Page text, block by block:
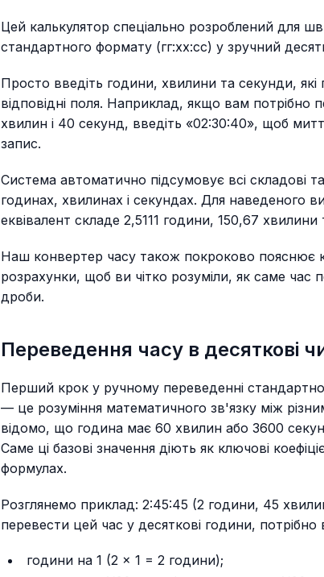
Цей калькулятор спеціально розроблений для
стандартного формату (гг:хх:сс) у зручний
Просто введіть години, хвилини та секунди, які
відповідні поля. Наприклад, якщо вам потрібно
хвилин і 40 секунд, введіть «02:30:40», щоб
запис.
Система автоматично підсумовує всі складові
годинах, хвилинах і секундах. Для наведеного
еквівалент складе 2,5111 години, 150,67
Наш конвертер часу також покроково пояснює
розрахунки, щоб ви чітко розуміли, як саме час
дроби.
Переведення часу в десяткові
Перший крок у ручному переведенні
— це розуміння математичного зв'язку між
відомо, що година має 60 хвилин або 3600
Саме ці базові значення діють як ключові
формулах.
Розглянемо приклад: 2:45:45 (2 години, 45
перевести цей час у десяткові години,
години на 1 (2 × 1 = 2 години);